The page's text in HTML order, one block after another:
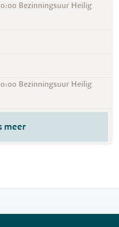
Bezinningsuur Heilig
Bezinningsuur Heilig
meer